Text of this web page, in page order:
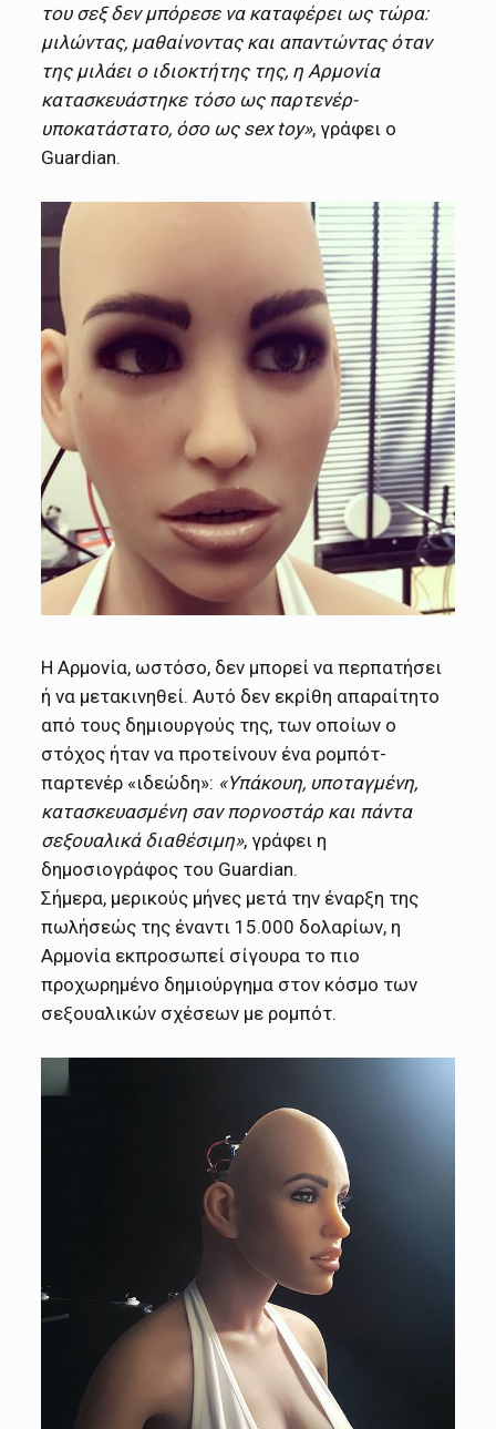
του σεξ δεν μπόρεσε να καταφέρει ως τώρα:
μιλώντας, μαθαίνοντας και απαντώντας όταν
της μιλάει ο ιδιοκτήτης της, η Αρμονία
κατασκευάστηκε τόσο ως παρτενέρ-
υποκατάστατο, όσο ως sex toy», γράφει ο
Guardian.
Η Αρμονία, ωστόσο, δεν μπορεί να περπατήσει
ή να μετακινηθεί. Αυτό δεν εκρίθη απαραίτητο
από τους δημιουργούς της, των οποίων ο
στόχος ήταν να προτείνουν ένα ρομπότ-
παρτενέρ «ιδεώδη»: «Υπάκουη, υποταγμένη,
κατασκευασμένη σαν πορνοστάρ και πάντα
σεξουαλικά διαθέσιμη», γράφει η
δημοσιογράφος του Guardian.
Σήμερα, μερικούς μήνες μετά την έναρξη της
πωλήσεώς της έναντι 15.000 δολαρίων, η
Αρμονία εκπροσωπεί σίγουρα το πιο
προχωρημένο δημιούργημα στον κόσμο των
σεξουαλικών σχέσεων με ρομπότ.